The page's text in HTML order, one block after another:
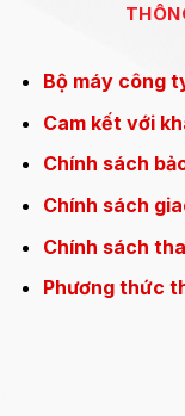
Bộ máy công
Cam kết với
Chính sách
Chính sách
Chính sách
Phương thức